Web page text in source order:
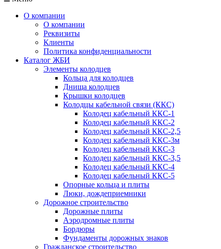
О компании
О компании
Реквизиты
Клиенты
Политика конфиденциальности
Каталог ЖБИ
Элементы колодцев
Кольца для колодцев
Днища колодцев
Крышки колодцев
Колодцы кабельной связи (ККС)
Колодец кабельный ККС-1
Колодец кабельный ККС-2
Колодец кабельный ККС-2,5
Колодец кабельный ККС-3м
Колодец кабельный ККС-3
Колодец кабельный ККС-3,5
Колодец кабельный ККС-4
Колодец кабельный ККС-5
Опорные кольца и плиты
Люки, дождеприемники
Дорожное строительство
Дорожные плиты
Аэродромные плиты
Бордюры
Фундаменты дорожных знаков
Гражданское строительство